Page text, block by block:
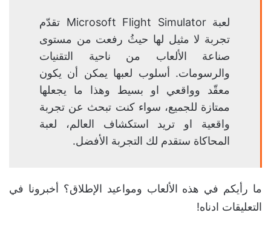
لعبة Microsoft Flight Simulator تقدّم
تجربة لا مثيل لها حيثُ رفعت من مستوى
صناعة الألعاب من ناحية التقنيات
والرسومات. أسلوب لعبها يمكن أن يكون
معقّد وواقعي او بسيط وهذا ما يجعلها
ممتازة للجميع، سواء كنت تبحث عن تجربة
واقعية او تريد استكشاف العالم، لعبة
المحاكاة ستقدم لك التجربة الأفضل.
ما رأيكم في هذه الألعاب ومواعيد الإطلاق؟ أخبرونا في
التعليقات ادناه!